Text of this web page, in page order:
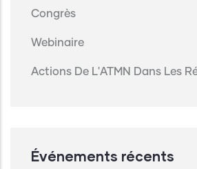
Congrès
Webinaire
Actions De L'ATMN Dans Les
Événements récents